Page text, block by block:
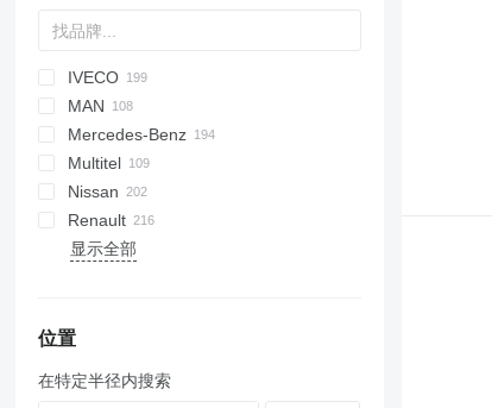
A series
D series
Jumper
CF
LF
CA
F-series
Ranger
Transit
Aumark
FL
3309
5201
Z series
HK
700
IVECO
Daily
EuroCargo
Eurotech
Eurotrakker
Stralis
Trakker
4700
PNT
D-Max
ELF
M-Series
NPR
N-Series
Defender
MAN
F8
L2000
LE
TGA
TGL
Mercedes-Benz
Actros
Antos
Arocs
Atego
SK
MPR
Canter
Canter
M-series
Multitel
Nissan
Cabstar
NT
Snake
Movano
Vivaro
Expert
Porter
Renault
D-series
Master
TB 270
P-series
SJ
A314
266
815
Crafter
FE
S-series
显示全部
位置
在特定半径内搜索